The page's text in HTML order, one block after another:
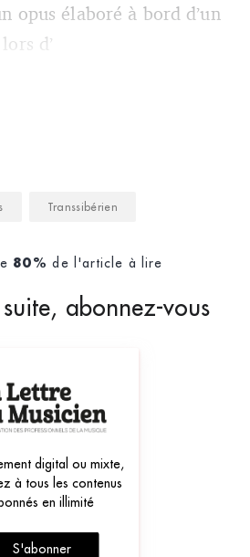
opus élaboré à bord d’un
d’
Transsibérien
80% de l'article à lire
abonnez-vous
digital ou mixte,
à tous les contenus
en illimité
S'abonner